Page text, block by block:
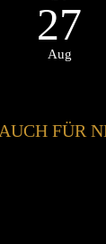
27
Aug
FÜR